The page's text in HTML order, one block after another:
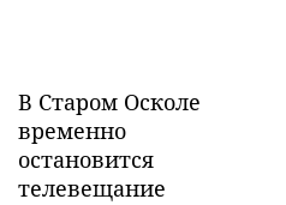
В Старом Осколе
временно
остановится
телевещание